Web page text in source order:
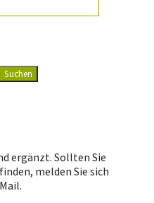
Suchen
ergänzt. Sollten Sie
melden Sie sich